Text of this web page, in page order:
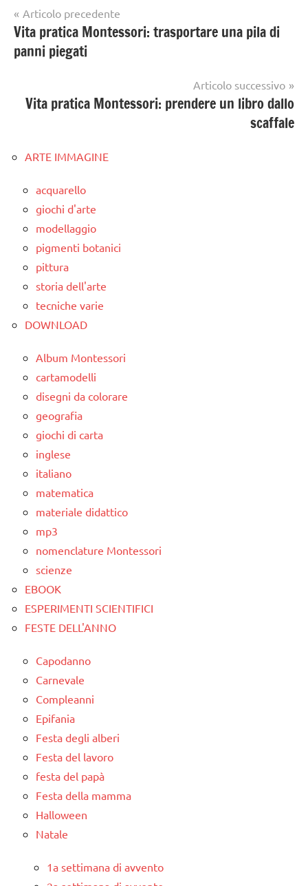
Navigazione
articoli
Articolo precedente
Vita pratica Montessori: trasportare una pila di
panni piegati
Articolo successivo
Vita pratica Montessori: prendere un libro dallo
scaffale
ARTE IMMAGINE
acquarello
giochi d'arte
modellaggio
pigmenti botanici
pittura
storia dell'arte
tecniche varie
DOWNLOAD
Album Montessori
cartamodelli
disegni da colorare
geografia
giochi di carta
inglese
italiano
matematica
materiale didattico
mp3
nomenclature Montessori
scienze
EBOOK
ESPERIMENTI SCIENTIFICI
FESTE DELL'ANNO
Capodanno
Carnevale
Compleanni
Epifania
Festa degli alberi
Festa del lavoro
festa del papà
Festa della mamma
Halloween
Natale
1a settimana di avvento